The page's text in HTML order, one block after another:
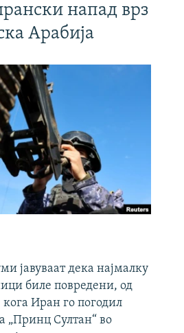
напад врз
Арабија
јавуваат дека најмалку
биле повредени, од
кога Иран го погодил
„Принц Султан“ во